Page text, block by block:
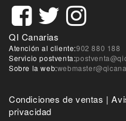
QI Canarias
Atención al cliente:902 880 188
Servicio postventa:
Sobre la web:
Condiciones de ventas |
privacidad